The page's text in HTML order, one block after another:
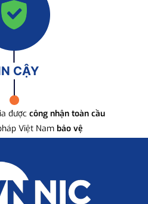
CẬY
được công nhận toàn cầu
Việt Nam bảo vệ